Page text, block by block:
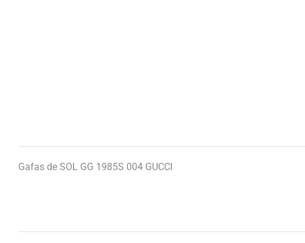
Gafas de SOL GG 1985S 004 GUCCI